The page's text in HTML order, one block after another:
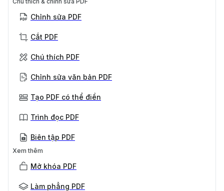
Chỉnh sửa PDF
Cắt PDF
Chú thích PDF
Chỉnh sửa văn bản PDF
Tạo PDF có thể điền
Trình đọc PDF
Biên tập PDF
Xem thêm
Mở khóa PDF
Làm phẳng PDF